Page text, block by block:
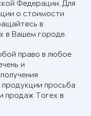
Федерации. Для
о стоимости
в
в Вашем городе.
право в любое
и
просьба
продаж Torex в